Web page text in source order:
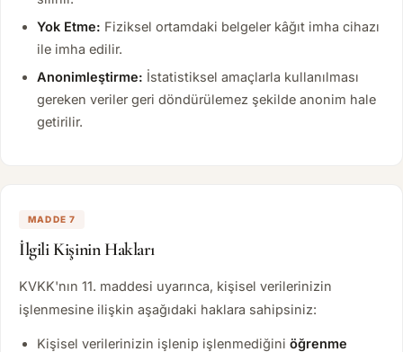
Yok Etme: Fiziksel ortamdaki belgeler kâğıt imha cihazı
ile imha edilir.
Anonimleştirme: İstatistiksel amaçlarla kullanılması
gereken veriler geri döndürülemez şekilde anonim hale
getirilir.
MADDE 7
İlgili Kişinin Hakları
KVKK'nın 11. maddesi uyarınca, kişisel verilerinizin
işlenmesine ilişkin aşağıdaki haklara sahipsiniz:
Kişisel verilerinizin işlenip işlenmediğini öğrenme